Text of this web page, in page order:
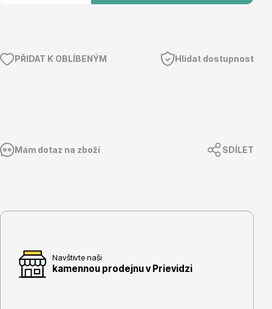
Vzrostlé stromy
PŘIDAT K OBLÍBENÝM Hlídat dostupnost
Mám dotaz na zboží SDÍLET
Navštivte naši
kamennou prodejnu v Prievidzi